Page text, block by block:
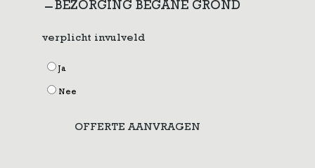
BEZORGING BEGANE GROND
verplicht invulveld
Ja
Nee
OFFERTE AANVRAGEN